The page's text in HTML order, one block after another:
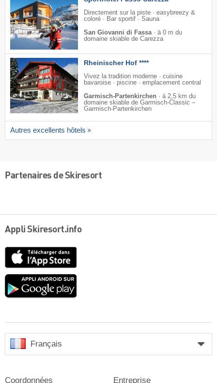
Directement sur la piste · easybreezy &
coloré · Bar sportif · Sauna
San Giovanni di Fassa· à 0 m du
domaine skiable de Carezza
Rheinischer Hof ****
Vivez la tradition moderne · cuisine
bavaroise · piscine · emplacement central
Garmisch-Partenkirchen · à 2,5 km du
domaine skiable de Garmisch-Classic –
Garmisch-Partenkirchen
Autres excellents hôtels
Partenaires de Skiresort
Appli Skiresort.info
Google
Français
Coordonnées Entreprise